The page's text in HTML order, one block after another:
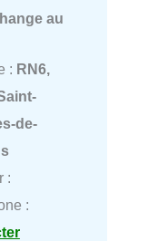
au
: RN6,
de-
:
: